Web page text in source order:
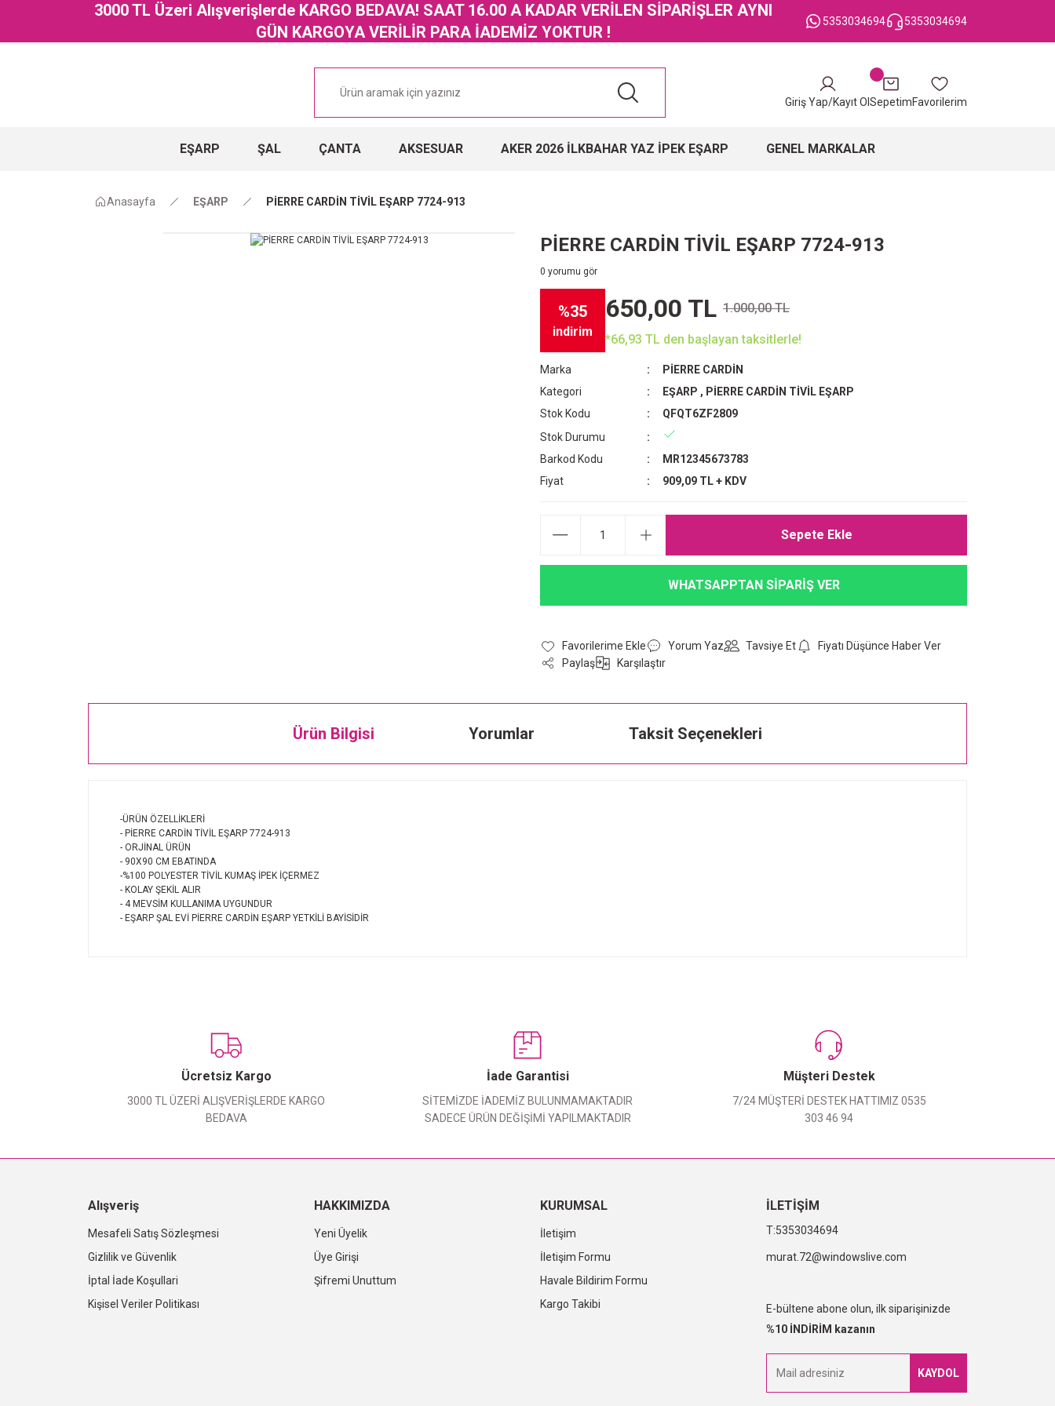
3000 TL Üzeri Alışverişlerde KARGO BEDAVA! SAAT 16.00 A KADAR VERİLEN SİPARİŞLER AYNI
GÜN KARGOYA VERİLİR PARA İADEMİZ YOKTUR !
5353034694 5353034694
Giriş Yap/Kayıt Ol SepetimFavorilerim
EŞARP ŞAL ÇANTA AKSESUAR AKER 2026 İLKBAHAR YAZ İPEK EŞARP GENEL MARKALAR
Anasayfa EŞARP PİERRE CARDİN TİVİL EŞARP 7724-913
PİERRE CARDİN TİVİL EŞARP 7724-913
0 yorumu gör
%35
indirim
650,00 TL 1.000,00 TL
*66,93 TL den başlayan taksitlerle!
Marka
PİERRE CARDİN
Kategori
EŞARP , PİERRE CARDİN TİVİL EŞARP
Stok Kodu
QFQT6ZF2809
Stok Durumu
Barkod Kodu
MR12345673783
Fiyat
909,09 TL + KDV
Sepete Ekle
WHATSAPPTAN SİPARİŞ VER
Yorum Yaz Tavsiye Et
Fiyatı Düşünce Haber Ver
Paylaş
Karşılaştır
Ürün Bilgisi Yorumlar Taksit Seçenekleri
-ÜRÜN ÖZELLİKLERİ
- PİERRE CARDİN TİVİL EŞARP 7724-913
- ORJİNAL ÜRÜN
- 90X90 CM EBATINDA
-%100 POLYESTER TİVİL KUMAŞ İPEK İÇERMEZ
- KOLAY ŞEKİL ALIR
- 4 MEVSİM KULLANIMA UYGUNDUR
- EŞARP ŞAL EVİ PİERRE CARDİN EŞARP YETKİLİ BAYİSİDİR
Yorum Yaz
Ücretsiz Kargo
3000 TL ÜZERİ ALIŞVERİŞLERDE KARGO
BEDAVA
İade Garantisi
SİTEMİZDE İADEMİZ BULUNMAMAKTADIR
SADECE ÜRÜN DEĞİŞİMİ YAPILMAKTADIR
Müşteri Destek
7/24 MÜŞTERİ DESTEK HATTIMIZ 0535
303 46 94
Alışveriş
Mesafeli Satış Sözleşmesi
Gizlilik ve Güvenlik
İptal İade Koşullari
Kişisel Veriler Politikası
HAKKIMIZDA
Yeni Üyelik
Üye Girişi
Şifremi Unuttum
KURUMSAL
İletişim
İletişim Formu
Havale Bildirim Formu
Kargo Takibi
İLETİŞİM
5353034694
murat.72@windowslive.com
E-bültene abone olun, ilk siparişinizde
%10 İNDİRİM kazanın
KAYDOL